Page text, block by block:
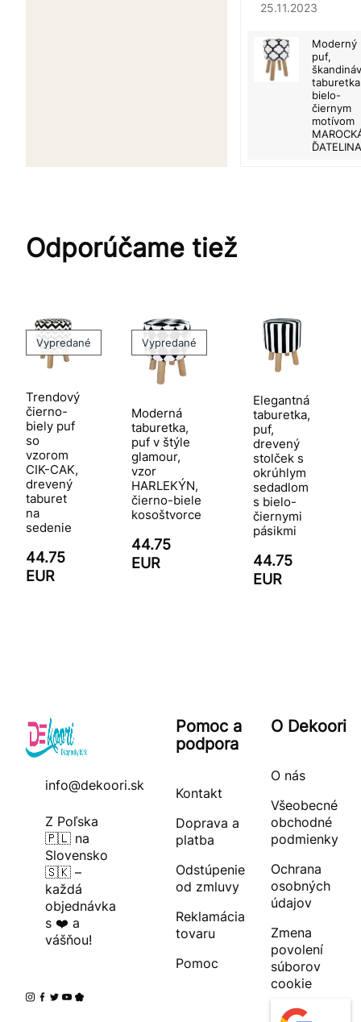
25.11.2023
Moderný
puf,
bielo-
čiernym
motívom
ĎATELINA
Odporúčame tiež
Vypredané
Trendový
čierno-
biely puf
so
vzorom
CIK-CAK,
drevený
taburet
na
sedenie
44.75
EUR
Vypredané
Moderná
taburetka,
puf v štýle
glamour,
vzor
HARLEKÝN,
čierno-biele
kosoštvorce
44.75
EUR
Elegantná
taburetka,
puf,
drevený
stolček s
okrúhlym
sedadlom
s bielo-
čiernymi
pásikmi
44.75
EUR
info@dekoori.sk
Z Poľska
🇵🇱 na
Slovensko
🇸🇰 –
každá
objednávka
s ❤️ a
vášňou!
Pomoc a
podpora
Kontakt
Doprava a
platba
Odstúpenie
od zmluvy
Reklamácia
tovaru
Pomoc
O Dekoori
O nás
Všeobecné
obchodné
podmienky
Ochrana
osobných
údajov
Zmena
povolení
súborov
cookie